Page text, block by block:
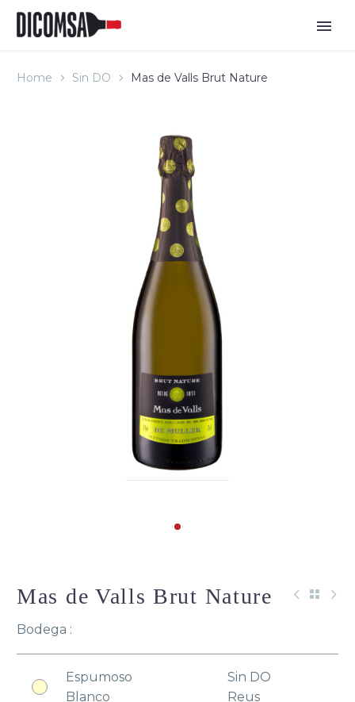
Home Sin DO Mas de Valls Brut Nature
Mas de Valls Brut Nature
Bodega :
Espumoso
Blanco
Sin DO
Reus